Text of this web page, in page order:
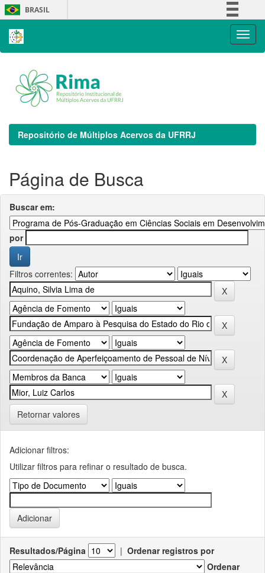
Skip
navigation
BRASIL
Repositório de Múltiplos Acervos da UFRRJ
Página de Busca
Buscar em:
por
Filtros correntes:
Retornar valores
Adicionar filtros:
Utilizar filtros para refinar o resultado de busca.
Resultados/Página | Ordenar registros por
Ordenar